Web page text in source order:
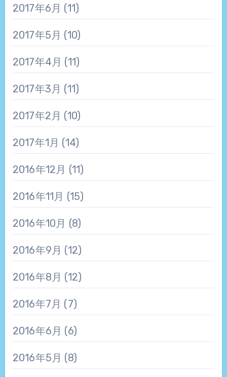
2017年6月 (11)
2017年5月 (10)
2017年4月 (11)
2017年3月 (11)
2017年2月 (10)
2017年1月 (14)
2016年12月 (11)
2016年11月 (15)
2016年10月 (8)
2016年9月 (12)
2016年8月 (12)
2016年7月 (7)
2016年6月 (6)
2016年5月 (8)